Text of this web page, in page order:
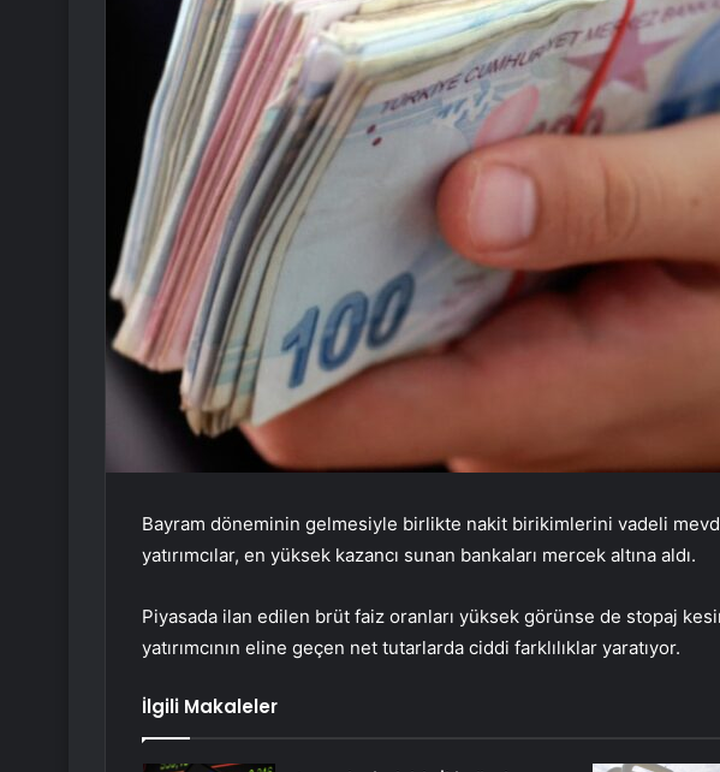
Bayram döneminin gelmesiyle birlikte nakit birikimlerini vadeli
yatırımcılar, en yüksek kazancı sunan bankaları mercek altına aldı.
Piyasada ilan edilen brüt faiz oranları yüksek görünse de stopaj
yatırımcının eline geçen net tutarlarda ciddi farklılıklar yaratıyor.
İlgili Makaleler